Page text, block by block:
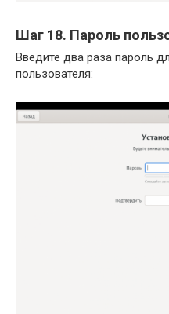
Шаг 18. Пароль
Введите два раза пароль
пользователя: